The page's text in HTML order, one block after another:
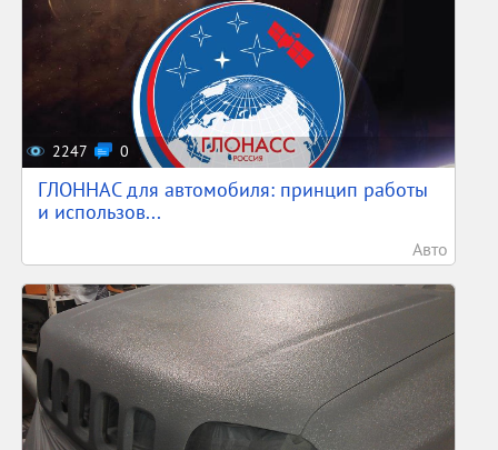
2247 0
ГЛОННАС для автомобиля: принцип работы
и использов...
Авто